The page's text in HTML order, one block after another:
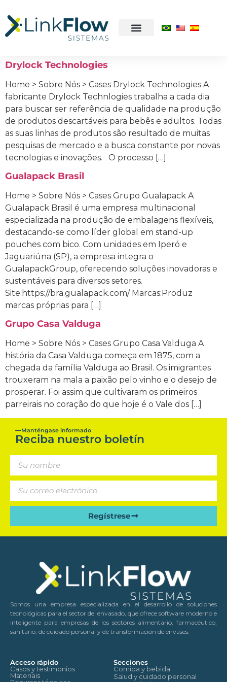
Drylock Technologies
Home > Sobre Nós > Cases Drylock Technologies A
fabricante Drylock Technlogies trabalha a cada dia
para buscar ser referência de qualidade na produção
de produtos descartáveis para bebês e adultos. Todas
as suas linhas de produtos são resultado de muitas
pesquisas de mercado e a busca constante por novas
tecnologias e inovações. O processo […]
Gualapack Brasil
Home > Sobre Nós > Cases Grupo Gualapack A
Gualapack Brasil é uma empresa multinacional
especializada na produção de embalagens flexíveis,
destacando-se como líder global em stand-up
pouches com bico. Com unidades em Iperó e
Jaguariúna (SP), a empresa integra o
GualapackGroup, oferecendo soluções inovadoras e
sustentáveis para diversos setores.
Site:https://bra.gualapack.com/ Marcas:Produz
marcas próprias para […]
Grupo Casa Valduga
Home > Sobre Nós > Cases Grupo Casa Valduga A
história da Casa Valduga começa em 1875, com a
chegada da família Valduga ao Brasil. Os imigrantes
trouxeram na mala a paixão pelo vinho e o desejo de
prosperar. Foi assim que cultivaram os primeiros
parreirais no coração do que hoje é o Vale dos […]
Manténgase informado
Reciba nuestro boletín
Regístrese
Somos una empresa especializada en el desarrollo de soluciones
tecnológicas para el sector del envasado, que ofrece software moderno e
inteligente para empresas de los sectores alimentario, farmacéutico,
sanitario, de cuidado personal y de transformación de envases.
Acceso rápido
Casos y testimonios
Materiais
Secciones
Comida y bebida
Salud y cuidado personal